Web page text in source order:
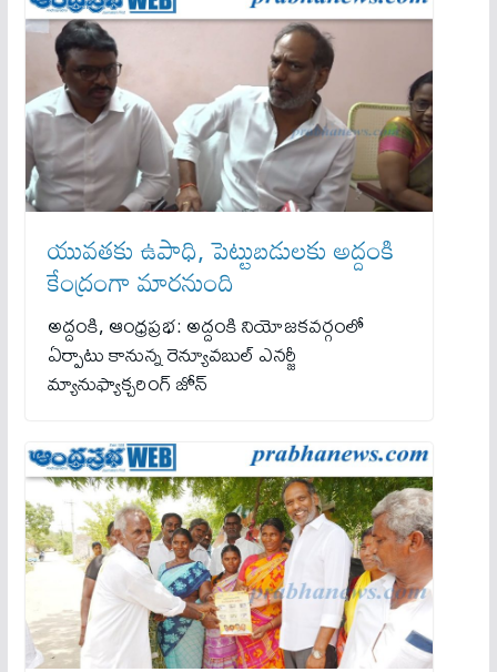
యువతకు ఉపాధి, పెట్టుబడులకు అద్దంకి
కేంద్రంగా మారనుంది
అద్దంకి, ఆంధ్రప్రభ: అద్దంకి నియోజకవర్గంలో
ఏర్పాటు కానున్న రెన్యూవబుల్ ఎనర్జీ
మ్యానుఫ్యాక్చరింగ్ జోన్